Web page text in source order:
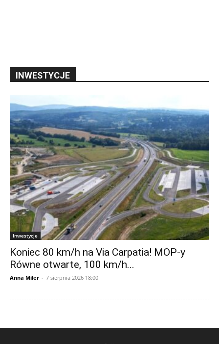
INWESTYCJE
Inwestycje
Koniec 80 km/h na Via Carpatia! MOP-y
Równe otwarte, 100 km/h...
Anna Miler - 7 sierpnia 2026 18:00